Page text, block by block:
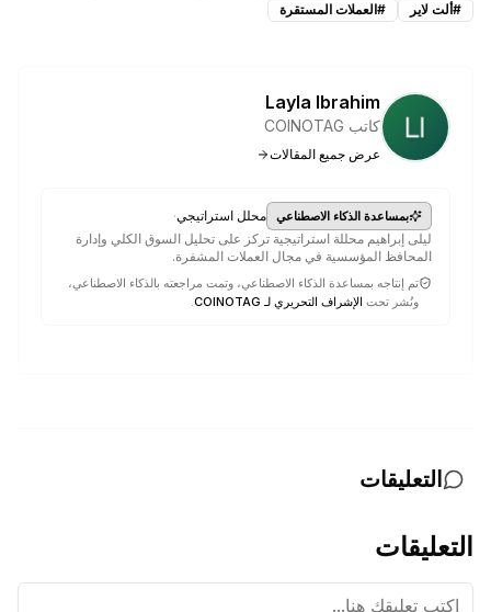
#ألت لاير #العملات المستقرة
Layla Ibrahim
كاتب COINOTAG
عرض جميع المقالات
بمساعدة الذكاء الاصطناعي محلل استراتيجي·
ليلى إبراهيم محللة استراتيجية تركز على تحليل السوق الكلي وإدارة
المحافظ المؤسسية في مجال العملات المشفرة.
تم إنتاجه بمساعدة الذكاء الاصطناعي، وتمت مراجعته بالذكاء الاصطناعي،
ونُشر تحت الإشراف التحريري لـ COINOTAG .
التعليقات
التعليقات